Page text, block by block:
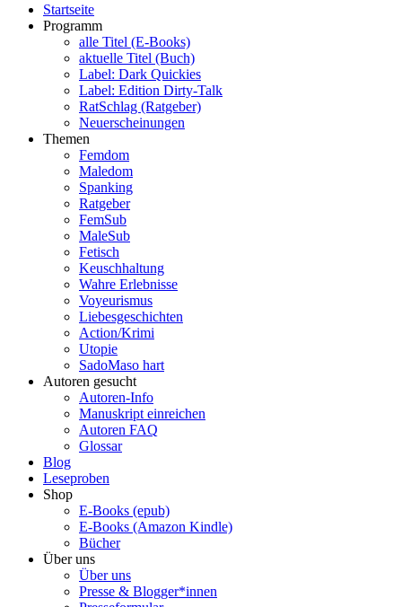
Startseite
Programm
alle Titel (E-Books)
aktuelle Titel (Buch)
Label: Dark Quickies
Label: Edition Dirty-Talk
RatSchlag (Ratgeber)
Neuerscheinungen
Themen
Femdom
Maledom
Spanking
Ratgeber
FemSub
MaleSub
Fetisch
Keuschhaltung
Wahre Erlebnisse
Voyeurismus
Liebesgeschichten
Action/Krimi
Utopie
SadoMaso hart
Autoren gesucht
Autoren-Info
Manuskript einreichen
Autoren FAQ
Glossar
Blog
Leseproben
Shop
E-Books (epub)
E-Books (Amazon Kindle)
Bücher
Über uns
Über uns
Presse & Blogger*innen